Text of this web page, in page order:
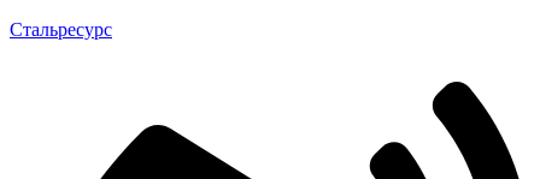
Стальресурс